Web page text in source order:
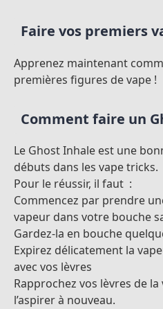
Faire vos premiers
Apprenez maintenant
premières figures de vape !
Comment faire un
Le Ghost Inhale est une
débuts dans les vape tricks.
Pour le réussir, il faut :
Commencez par prendre
vapeur dans votre bouche
Gardez-la en bouche
Expirez délicatement la
avec vos lèvres
Rapprochez vos lèvres de
l’aspirer à nouveau.